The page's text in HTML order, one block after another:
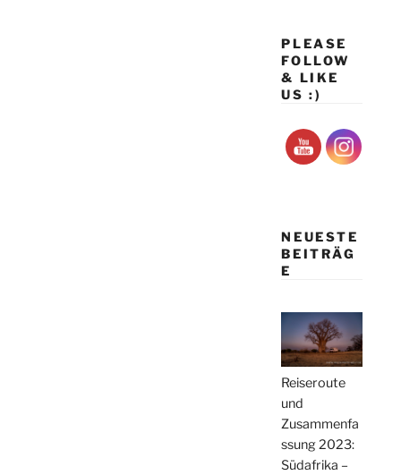
PLEASE
FOLLOW
& LIKE
US :)
NEUESTE
BEITRÄG
E
Reiseroute
und
Zusammenfa
ssung 2023:
Südafrika –